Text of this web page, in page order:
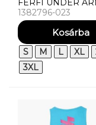
FÉRFI UNDER
UA TECH
PÓLÓ
1382796-023
S M L XL
3XL